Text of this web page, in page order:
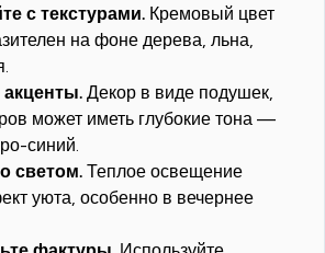
с текстурами. Кремовый цвет
на фоне дерева, льна,
Декор в виде подушек,
может иметь глубокие тона —
синий.
светом. Теплое освещение
уюта, особенно в вечернее